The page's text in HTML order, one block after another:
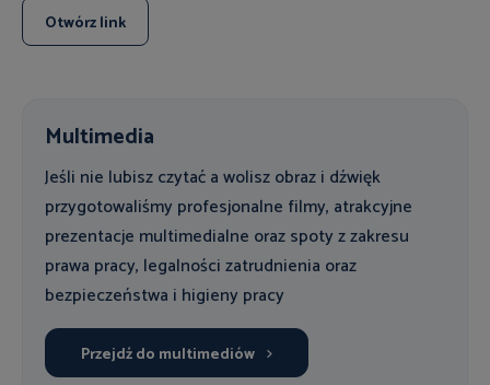
Otwórz link
Multimedia
Jeśli nie lubisz czytać a wolisz obraz i dźwięk
przygotowaliśmy profesjonalne filmy, atrakcyjne
prezentacje multimedialne oraz spoty z zakresu
prawa pracy, legalności zatrudnienia oraz
bezpieczeństwa i higieny pracy
Przejdź do multimediów